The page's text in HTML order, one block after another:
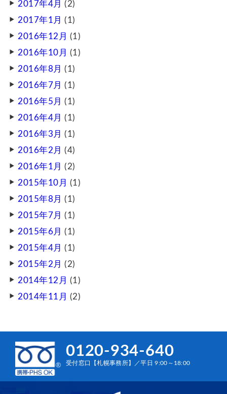
2017年4月 (2)
2017年1月 (1)
2016年12月 (1)
2016年10月 (1)
2016年8月 (1)
2016年7月 (1)
2016年5月 (1)
2016年4月 (1)
2016年3月 (1)
2016年2月 (4)
2016年1月 (2)
2015年10月 (1)
2015年8月 (1)
2015年7月 (1)
2015年6月 (1)
2015年4月 (1)
2015年2月 (2)
2014年12月 (1)
2014年11月 (2)
0120-934-640
受付窓口【札幌事務所】／平日 9:00～18:00